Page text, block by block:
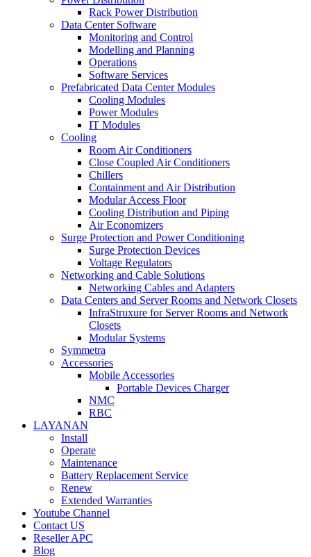
Rack Power Distribution
Data Center Software
Monitoring and Control
Modelling and Planning
Operations
Software Services
Prefabricated Data Center Modules
Cooling Modules
Power Modules
IT Modules
Cooling
Room Air Conditioners
Close Coupled Air Conditioners
Chillers
Containment and Air Distribution
Modular Access Floor
Cooling Distribution and Piping
Air Economizers
Surge Protection and Power Conditioning
Surge Protection Devices
Voltage Regulators
Networking and Cable Solutions
Networking Cables and Adapters
Data Centers and Server Rooms and Network Closets
InfraStruxure for Server Rooms and Network
Closets
Modular Systems
Symmetra
Accessories
Mobile Accessories
Portable Devices Charger
NMC
RBC
LAYANAN
Install
Operate
Maintenance
Battery Replacement Service
Renew
Extended Warranties
Youtube Channel
Contact US
Reseller APC
Blog